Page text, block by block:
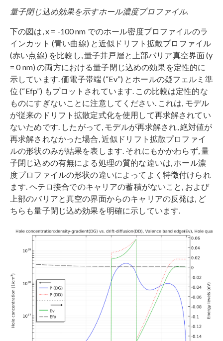
量子閉じ込め効果を示すホール濃度プロファイル.
下の図は, x = -100 nm でのホール密度プロファイルのラ
インカット (青い曲線) と近似ドリフト拡散プロファイル
(赤い点線) を比較し, 量子井戸層と上部バリア真空界面 (y
= 0 nm) の両方における量子閉じ込めの効果を定性的に
示しています. 価電子帯端 (“Ev”) とホールの疑フェルミ準
位 (“Efp”) もプロットされています. この比較は定性的な
ものにすぎないことに注意してください. これは, モデル
が従来のドリフト拡散定式化を使用して再求解されてい
ないためです. したがって, モデルが再求解され, 絶対値が
再求解されなかった場合, 近似ドリフト拡散プロファイ
ルの形状のみが結果を表します. それにもかかわらず, 量
子閉じ込めの有無による処理の質的な違いは, ホール濃
度プロファイルの形状の違いによってよく特徴付けられ
ます. ヘテロ接合でのキャリアの蓄積がないこと, および
上部のバリアと真空の界面からのキャリアの反発は, ど
ちらも量子閉じ込め効果を明確に示しています.